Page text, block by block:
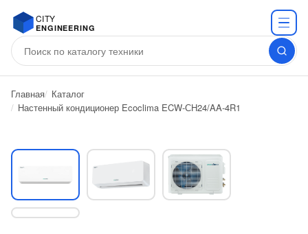
CITY
ENGINEERING
Главная Каталог
Настенный кондиционер Ecoclima ECW-СH24/AA-4R1